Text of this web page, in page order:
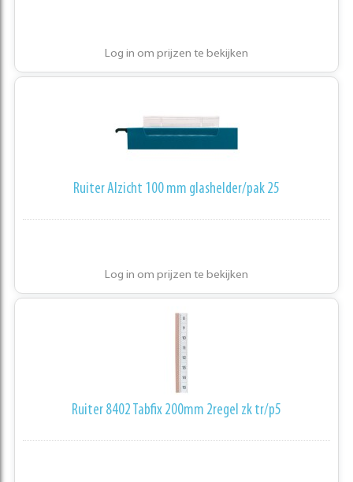
Log in om prijzen te bekijken
Ruiter Alzicht 100 mm glashelder/pak 25
Log in om prijzen te bekijken
Ruiter 8402 Tabfix 200mm 2regel zk tr/p5